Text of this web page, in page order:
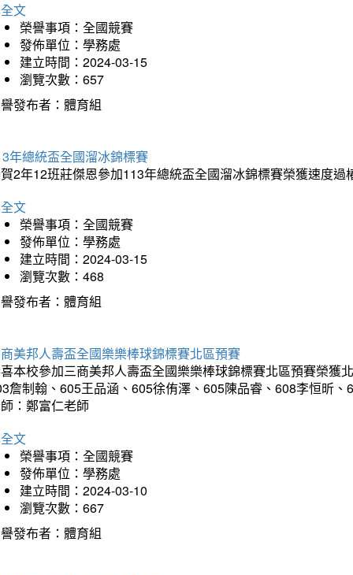
文
榮譽事項：全國競賽
發佈單位：學務處
建立時間：2024-03-15
瀏覽次數：657
發布者：體育組
年總統盃全國溜冰錦標賽
2年12班莊傑恩參加113年總統盃全國溜冰錦標賽榮獲速度過
文
榮譽事項：全國競賽
發佈單位：學務處
建立時間：2024-03-15
瀏覽次數：468
發布者：體育組
美邦人壽盃全國樂樂棒球錦標賽北區預賽
本校參加三商美邦人壽盃全國樂樂棒球錦標賽北區預賽榮
詹制翰、605王品涵、605徐侑澤、605陳品睿、608李恒昕
：鄭富仁老師
文
榮譽事項：全國競賽
發佈單位：學務處
建立時間：2024-03-10
瀏覽次數：667
發布者：體育組